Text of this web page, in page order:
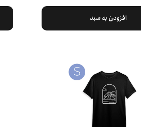
افزودن به سبد